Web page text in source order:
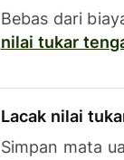
Bebas dari
nilai tukar
Lacak nilai
Simpan mata